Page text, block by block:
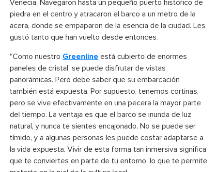
Venecia. Navegaron hasta un pequeño puerto histórico de
piedra en el centro y atracaron el barco a un metro de la
acera, donde se empaparon de la esencia de la ciudad. Les
gustó tanto que han vuelto desde entonces.
"Como nuestro Greenline está cubierto de enormes
paneles de cristal, se puede disfrutar de vistas
panorámicas. Pero debe saber que su embarcación
también está expuesta. Por supuesto, tenemos cortinas,
pero se vive efectivamente en una pecera la mayor parte
del tiempo. La ventaja es que el barco se inunda de luz
natural, y nunca te sientes encajonado. No se puede ser
tímido, y a algunas personas les puede costar adaptarse a
la vida expuesta. Vivir de esta forma tan inmersiva significa
que te conviertes en parte de tu entorno, lo que te permite